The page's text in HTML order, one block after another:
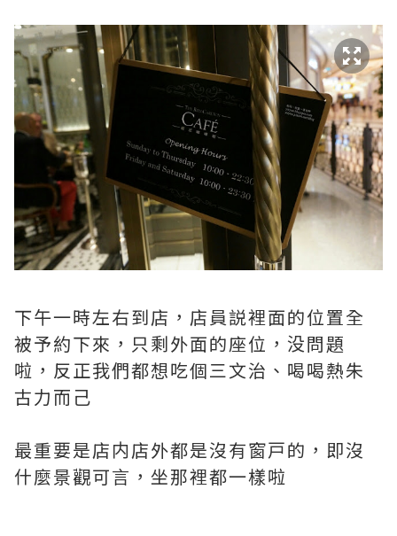
下午一時左右到店，店員説裡面的位置全
被予約下來，只剩外面的座位，没問題
啦，反正我們都想吃個三文治、喝喝熱朱
古力而己
最重要是店内店外都是沒有窗戸的，即沒
什麼景觀可言，坐那裡都一樣啦